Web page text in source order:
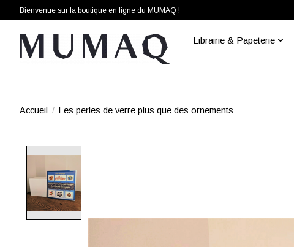
Bienvenue sur la boutique en ligne du MUMAQ !
Librairie & Papeterie
Accueil / Les perles de verre plus que des ornements